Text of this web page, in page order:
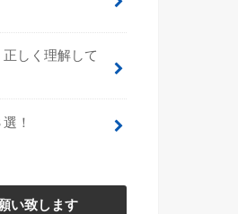
正しく理解して
！
い致します